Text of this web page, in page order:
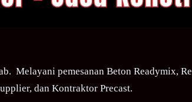
Melayani pemesanan Beton Readymix,
dan Kontraktor Precast.